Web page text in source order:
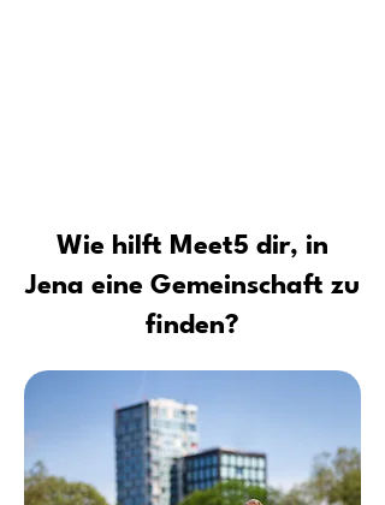
Wie hilft Meet5 dir, in
Jena eine Gemeinschaft zu
finden?